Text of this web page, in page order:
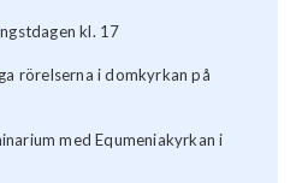
kl. 17
rörelserna i domkyrkan på
med Equmeniakyrkan i